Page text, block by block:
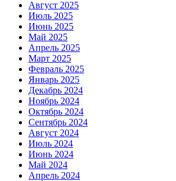
Август 2025
Июль 2025
Июнь 2025
Май 2025
Апрель 2025
Март 2025
Февраль 2025
Январь 2025
Декабрь 2024
Ноябрь 2024
Октябрь 2024
Сентябрь 2024
Август 2024
Июль 2024
Июнь 2024
Май 2024
Апрель 2024